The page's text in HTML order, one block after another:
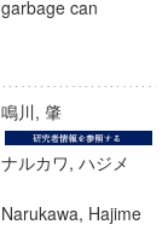
garbage can
鳴川, 肇
ナルカワ, ハジメ
Narukawa, Hajime